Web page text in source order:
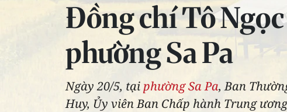
Đồng chí Tô
phường Sa Pa
Ngày 20/5, tại phường Sa Pa, Ban
Huy, Ủy viên Ban Chấp hành Trung